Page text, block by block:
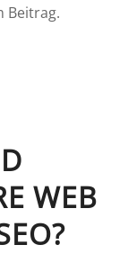
Beitrag.
WEB